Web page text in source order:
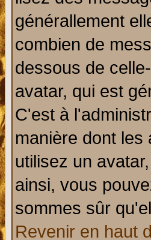
générallement
combien de
dessous de
avatar, qui est
C'est à
manière dont
utilisez un
ainsi, vous
sommes sûr
Revenir en haut